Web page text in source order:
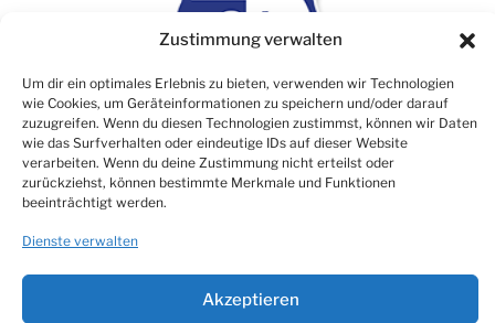
Zustimmung verwalten
Um dir ein optimales Erlebnis zu bieten, verwenden wir Technologien
wie Cookies, um Geräteinformationen zu speichern und/oder darauf
zuzugreifen. Wenn du diesen Technologien zustimmst, können wir Daten
wie das Surfverhalten oder eindeutige IDs auf dieser Website
verarbeiten. Wenn du deine Zustimmung nicht erteilst oder
zurückziehst, können bestimmte Merkmale und Funktionen
beeinträchtigt werden.
Dienste verwalten
Akzeptieren
Rechtliches
Impressum